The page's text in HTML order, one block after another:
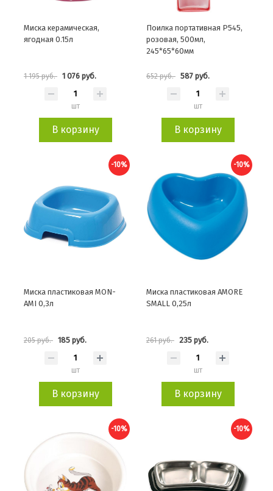
Миска керамическая,
ягодная 0.15л
1 195 руб. 1 076 руб.
шт
В корзину
Поилка портативная P545,
розовая, 500мл,
245*65*60мм
652 руб. 587 руб.
шт
В корзину
-10%
Миска пластиковая MON-
AMI 0,3л
205 руб. 185 руб.
шт
В корзину
-10%
Миска пластиковая AMORE
SMALL 0,25л
261 руб. 235 руб.
шт
В корзину
-10% -10%